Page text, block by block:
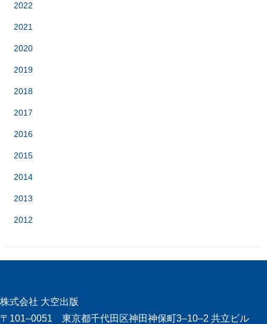
2022
2021
2020
2019
2018
2017
2016
2015
2014
2013
2012
株式会社 大空出版
〒101‒0051 東京都千代田区神田神保町3‒10‒2 共立ビル